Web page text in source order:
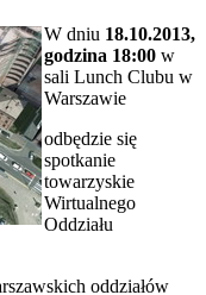
W dniu 18.10.2013,
godzina 18:00 w
sali Lunch Clubu w
Warszawie
odbędzie się
spotkanie
towarzyskie
Wirtualnego
Oddziału
oddziałów